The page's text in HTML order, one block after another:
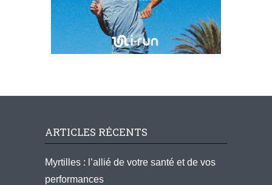
ARTICLES RÉCENTS
Myrtilles : l’allié de votre santé et de vos
performances